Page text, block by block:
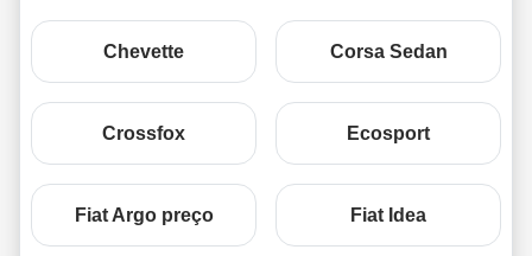
Chevette Corsa Sedan
Crossfox Ecosport
Fiat Argo preço Fiat Idea